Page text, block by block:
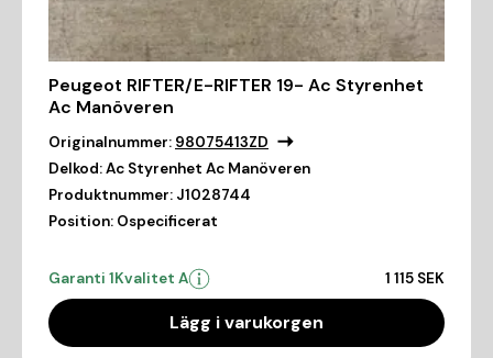
Peugeot RIFTER/E-RIFTER 19- Ac Styrenhet
Ac Manöveren
Originalnummer: 98075413ZD
Delkod:Ac Styrenhet Ac Manöveren
Produktnummer: J1028744
Position: Ospecificerat
Garanti 1Kvalitet A 1 115 SEK
Lägg i varukorgen